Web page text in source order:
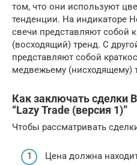
том, что они используют
тенденции. На индикаторе
свечи представляют собой
(восходящий) тренд. С
представляют собой
медвежьему (нисходящему)
Как заключать сделки
“Lazy Trade (версия 1)”
Чтобы рассматривать
Цена должна